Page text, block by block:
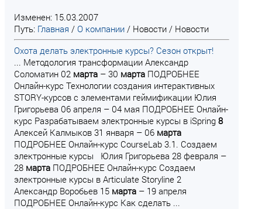
Изменен: 15.03.2007
Путь: Главная / О компании / Новости / Новости
Охота делать электронные курсы? Сезон открыт!
... Методология трансформации Александр
Соломатин 02 марта – 30 марта ПОДРОБНЕЕ
Онлайн-курс Технологии создания интерактивных
STORY-курсов с элементами геймификации Юлия
Григорьева 06 апреля – 04 мая ПОДРОБНЕЕ Онлайн-
курс Разрабатываем электронные курсы в iSpring 8
Алексей Калмыков 31 января – 06 марта
ПОДРОБНЕЕ Онлайн-курс CourseLab 3.1. Создаем
электронные курсы Юлия Григорьева 28 февраля –
28 марта ПОДРОБНЕЕ Онлайн-курс Создаем
электронные курсы в Articulate Storyline 2
Александр Воробьев 15 марта – 19 апреля
ПОДРОБНЕЕ Онлайн-курс Как сделать ...